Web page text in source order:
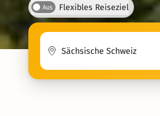
Aus Flexibles Reiseziel